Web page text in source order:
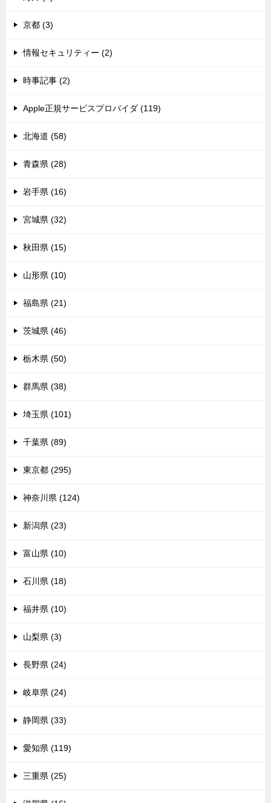
京都 (3)
情報セキュリティー (2)
時事記事 (2)
Apple正規サービスプロバイダ (119)
北海道 (58)
青森県 (28)
岩手県 (16)
宮城県 (32)
秋田県 (15)
山形県 (10)
福島県 (21)
茨城県 (46)
栃木県 (50)
群馬県 (38)
埼玉県 (101)
千葉県 (89)
東京都 (295)
神奈川県 (124)
新潟県 (23)
富山県 (10)
石川県 (18)
福井県 (10)
山梨県 (3)
長野県 (24)
岐阜県 (24)
静岡県 (33)
愛知県 (119)
三重県 (25)